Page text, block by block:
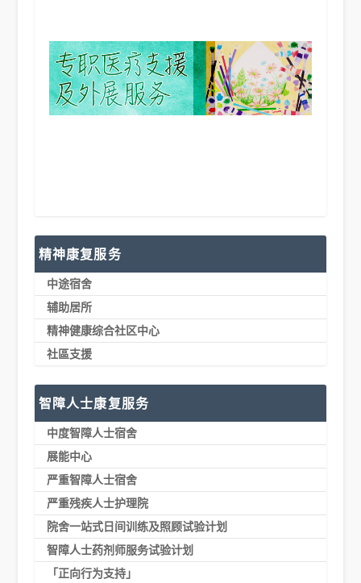
精神康复服务
中途宿舍
辅助居所
精神健康综合社区中心
社區支援
智障人士康复服务
中度智障人士宿舍
展能中心
严重智障人士宿舍
严重残疾人士护理院
院舍一站式日间训练及照顾试验计划
智障人士药剂师服务试验计划
「正向行为支持」